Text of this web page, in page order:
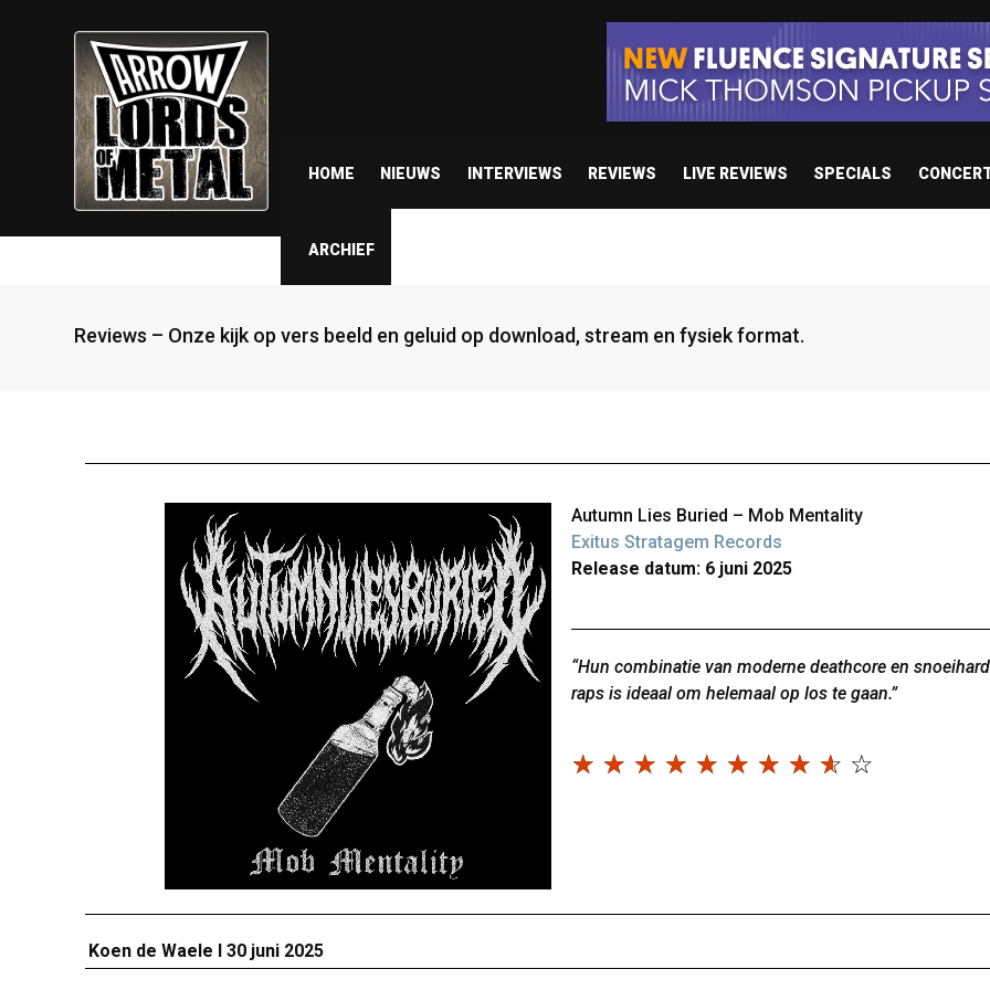
HOME NIEUWS INTERVIEWS REVIEWS LIVE REVIEWS SPECIALS
ARCHIEF
Reviews – Onze kijk op vers beeld en geluid op download, stream en fysiek format.
Autumn Lies Buried – Mob Mentality
Exitus Stratagem Records
Release datum: 6 juni 2025
“Hun combinatie van moderne deathcore en
raps is ideaal om helemaal op los te gaan.”
☆ ☆ ☆ ☆ ☆ ☆ ☆ ☆ ☆ ☆
Koen de Waele I 30 juni 2025